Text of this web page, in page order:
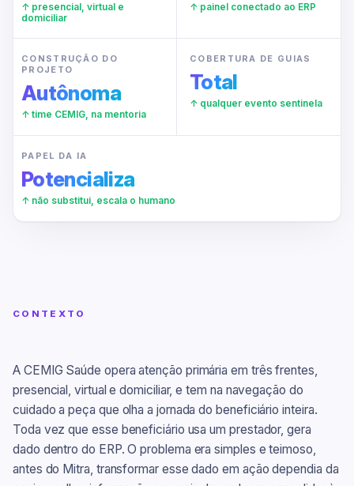
↑ presencial, virtual e
domiciliar
↑ painel conectado ao ERP
CONSTRUÇÃO DO
PROJETO
Autônoma
↑ time CEMIG, na mentoria
COBERTURA DE GUIAS
Total
↑ qualquer evento sentinela
PAPEL DA IA
Potencializa
↑ não substitui, escala o humano
CONTEXTO
A CEMIG Saúde opera atenção primária em três frentes,
presencial, virtual e domiciliar, e tem na navegação do
cuidado a peça que olha a jornada do beneficiário inteira.
Toda vez que esse beneficiário usa um prestador, gera
dado dentro do ERP. O problema era simples e teimoso,
antes do Mitra, transformar esse dado em ação dependia da